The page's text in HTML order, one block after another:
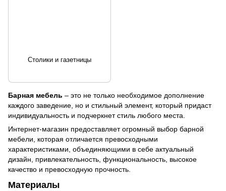
Барная мебель – это не только необходимое дополнение
каждого заведение, но и стильный элемент, который придаст
индивидуальность и подчеркнет стиль любого места.
Интернет-магазин предоставляет огромный выбор барной
мебели, которая отличается превосходными
характеристиками, объединяющими в себе актуальный
дизайн, привлекательность, функциональность, высокое
качество и превосходную прочность.
Материалы
Столики и газетницы